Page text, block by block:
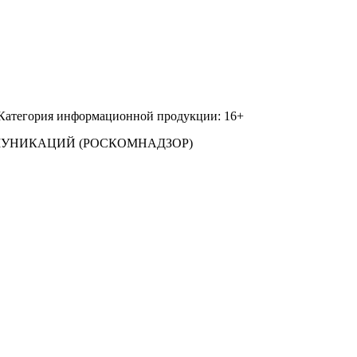
информационной продукции: 16+
(РОСКОМНАДЗОР)